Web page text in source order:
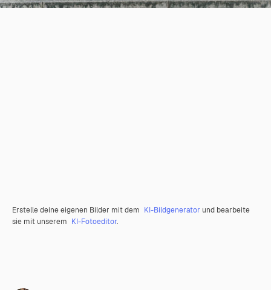
Erstelle deine eigenen Bilder mit dem KI-Bildgenerator und bearbeite
sie mit unserem KI-Fotoeditor.